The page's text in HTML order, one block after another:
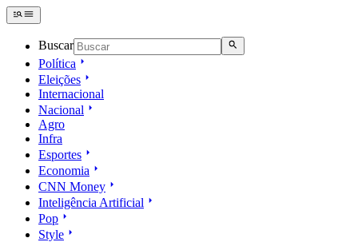
Buscar
Política
Eleições
Internacional
Nacional
Agro
Infra
Esportes
Economia
CNN Money
Inteligência Artificial
Pop
Style